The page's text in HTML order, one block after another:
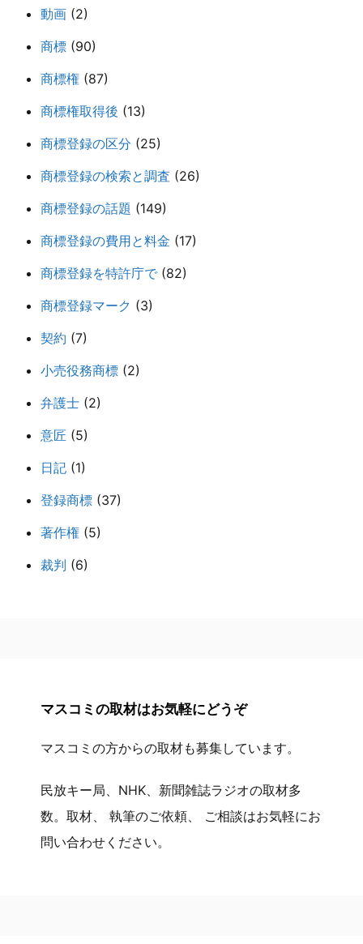
動画 (2)
商標 (90)
商標権 (87)
商標権取得後 (13)
商標登録の区分 (25)
商標登録の検索と調査 (26)
商標登録の話題 (149)
商標登録の費用と料金 (17)
商標登録を特許庁で (82)
商標登録マーク (3)
契約 (7)
小売役務商標 (2)
弁護士 (2)
意匠 (5)
日記 (1)
登録商標 (37)
著作権 (5)
裁判 (6)
マスコミの取材はお気軽にどうぞ
マスコミの方からの取材も募集しています。
民放キー局、NHK、新聞雑誌ラジオの取材多
数。取材、 執筆のご依頼、 ご相談はお気軽にお
問い合わせください。